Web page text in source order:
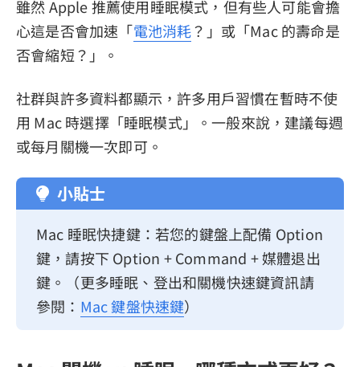
雖然 Apple 推薦使用睡眠模式，但有些人可能會擔
心這是否會加速「電池消耗？」或「Mac 的壽命是
否會縮短？」。
社群與許多資料都顯示，許多用戶習慣在暫時不使
用 Mac 時選擇「睡眠模式」。一般來說，建議每週
或每月關機一次即可。
小貼士
Mac 睡眠快捷鍵：若您的鍵盤上配備 Option
鍵，請按下 Option + Command + 媒體退出
鍵。（更多睡眠、登出和關機快速鍵資訊請
參閱： Mac 鍵盤快速鍵）